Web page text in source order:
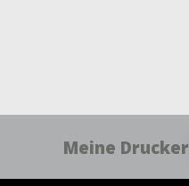
Meine Drucker